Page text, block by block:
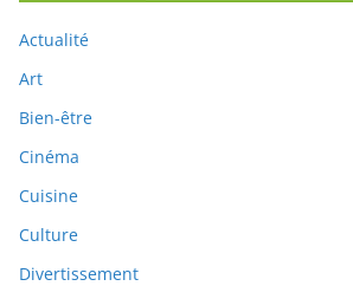
Actualité
Art
Bien-être
Cinéma
Cuisine
Culture
Divertissement